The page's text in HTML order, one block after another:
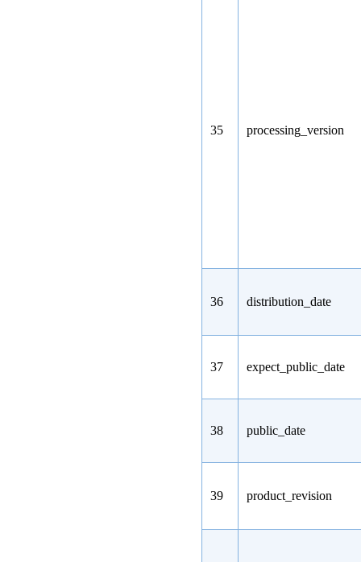
35 processing_version
36 distribution_date
37 expect_public_date
38 public_date
39 product_revision